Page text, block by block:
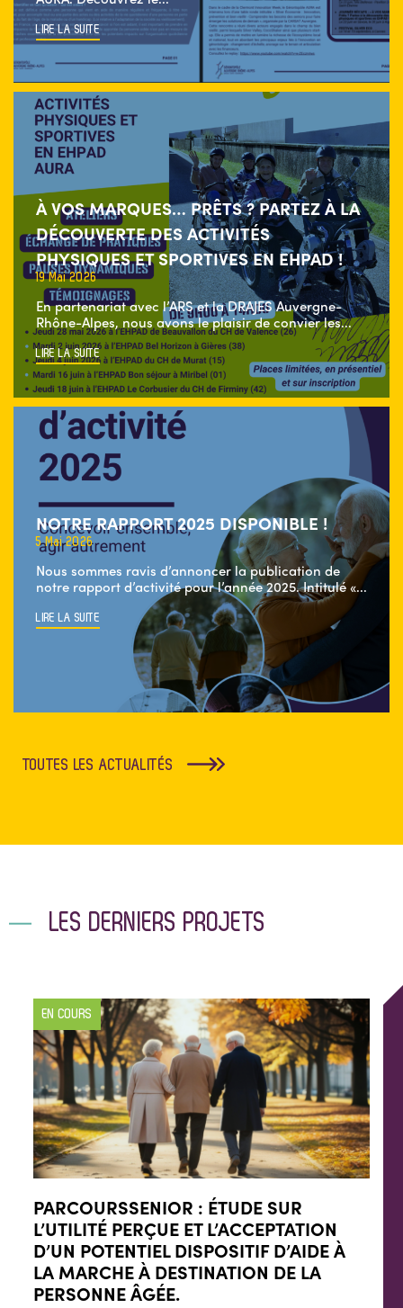
LIRE LA SUITE
À VOS MARQUES… PRÊTS ? PARTEZ À LA
DÉCOUVERTE DES ACTIVITÉS
PHYSIQUES ET SPORTIVES EN EHPAD !
19 Mai 2026
En partenariat avec l’ARS et la DRAJES Auvergne-
Rhône-Alpes, nous avons le plaisir de convier les...
LIRE LA SUITE
NOTRE RAPPORT 2025 DISPONIBLE !
5 Mai 2026
Nous sommes ravis d’annoncer la publication de
notre rapport d’activité pour l’année 2025. Intitulé «...
LIRE LA SUITE
TOUTES LES ACTUALITÉS
LES DERNIERS PROJETS
EN COURS
PARCOURSSENIOR : ÉTUDE SUR
L’UTILITÉ PERÇUE ET L’ACCEPTATION
D’UN POTENTIEL DISPOSITIF D’AIDE À
LA MARCHE À DESTINATION DE LA
PERSONNE ÂGÉE.